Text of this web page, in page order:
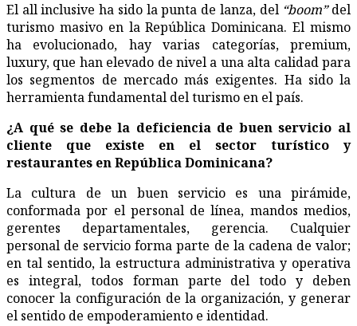
El all inclusive ha sido la punta de lanza, del “boom”del
turismo masivo en la República Dominicana. El mismo
ha evolucionado, hay varias categorías, premium,
luxury, que han elevado de nivel a una alta calidad para
los segmentos de mercado más exigentes. Ha sido la
herramienta fundamental del turismo en el país.
¿A qué se debe la deficiencia de buen servicio al
cliente que existe en el sector turístico y
restaurantes en República Dominicana?
La cultura de un buen servicio es una pirámide,
conformada por el personal de línea, mandos medios,
gerentes departamentales, gerencia. Cualquier
personal de servicio forma parte de la cadena de valor;
en tal sentido, la estructura administrativa y operativa
es integral, todos forman parte del todo y deben
conocer la configuración de la organización, y generar
el sentido de empoderamiento e identidad.